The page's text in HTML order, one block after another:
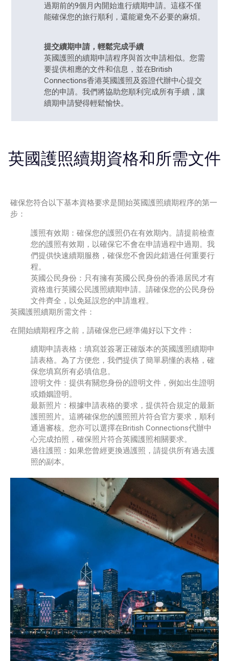
過期前的9個月內開始進行續期申請。這樣不僅
能確保您的旅行順利，還能避免不必要的麻煩。
提交續期申請，輕鬆完成手續
英國護照的續期申請程序與首次申請相似。您需
要提供相應的文件和信息，並在British
Connections香港英國護照及簽證代辦中心提交
您的申請。我們將協助您順利完成所有手續，讓
續期申請變得輕鬆愉快。
英國護照續期資格和所需文件
確保您符合以下基本資格要求是開始英國護照續期程序的第一
步：
護照有效期：確保您的護照仍在有效期內。請提前檢查
您的護照有效期，以確保它不會在申請過程中過期。我
們提供快速續期服務，確保您不會因此錯過任何重要行
程。
英國公民身份：只有擁有英國公民身份的香港居民才有
資格進行英國公民護照續期申請。請確保您的公民身份
文件齊全，以免延誤您的申請進程。
英國護照續期所需文件：
在開始續期程序之前，請確保您已經準備好以下文件：
續期申請表格：填寫並簽署正確版本的英國護照續期申
請表格。為了方便您，我們提供了簡單易懂的表格，確
保您填寫所有必填信息。
證明文件：提供有關您身份的證明文件，例如出生證明
或婚姻證明。
最新照片：根據申請表格的要求，提供符合規定的最新
護照照片。這將確保您的護照照片符合官方要求，順利
通過審核。您亦可以選擇在British Connections代辦中
心完成拍照，確保照片符合英國護照相關要求。
過往護照：如果您曾經更換過護照，請提供所有過去護
照的副本。